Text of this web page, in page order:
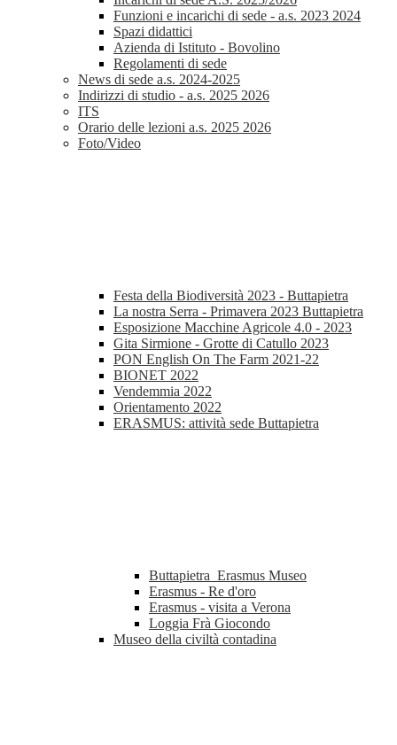
Funzioni e incarichi di sede - a.s. 2023 2024
Spazi didattici
Azienda di Istituto - Bovolino
Regolamenti di sede
News di sede a.s. 2024-2025
Indirizzi di studio - a.s. 2025 2026
ITS
Orario delle lezioni a.s. 2025 2026
Foto/Video
Festa della Biodiversità 2023 - Buttapietra
La nostra Serra - Primavera 2023 Buttapietra
Esposizione Macchine Agricole 4.0 - 2023
Gita Sirmione - Grotte di Catullo 2023
PON English On The Farm 2021-22
BIONET 2022
Vendemmia 2022
Orientamento 2022
ERASMUS: attività sede Buttapietra
Buttapietra_Erasmus Museo
Erasmus - Re d'oro
Erasmus - visita a Verona
Loggia Frà Giocondo
Museo della civiltà contadina